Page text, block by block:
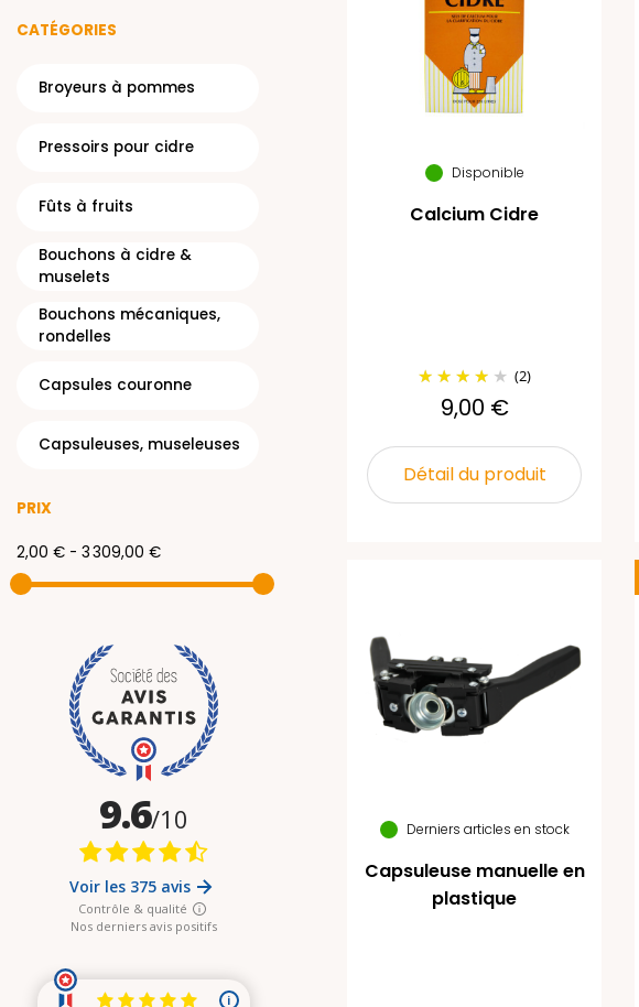
CATÉGORIES
Broyeurs à pommes
Pressoirs pour cidre
Fûts à fruits
Bouchons à cidre &
muselets
Bouchons mécaniques,
rondelles
Capsules couronne
Capsuleuses, museleuses
PRIX
2,00 € - 3 309,00 €
Disponible
Calcium Cidre
(2)
9,00 €
Détail du produit
Derniers articles en stock
Capsuleuse manuelle en
plastique